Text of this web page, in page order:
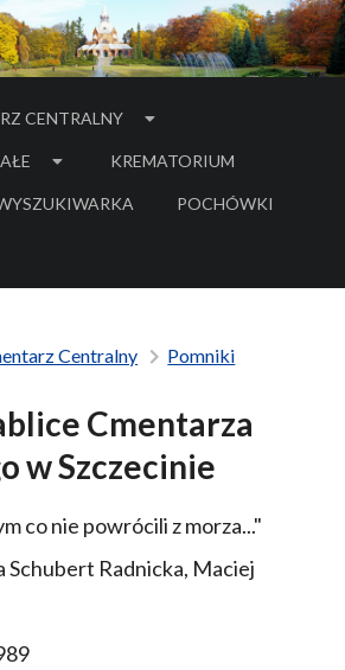
CENTRALNY
KREMATORIUM
POCHÓWKI
- LINK DO SERWISU
Centralny Pomniki
Cmentarza
w Szczecinie
co nie powrócili z morza..."
Schubert Radnicka, Maciej